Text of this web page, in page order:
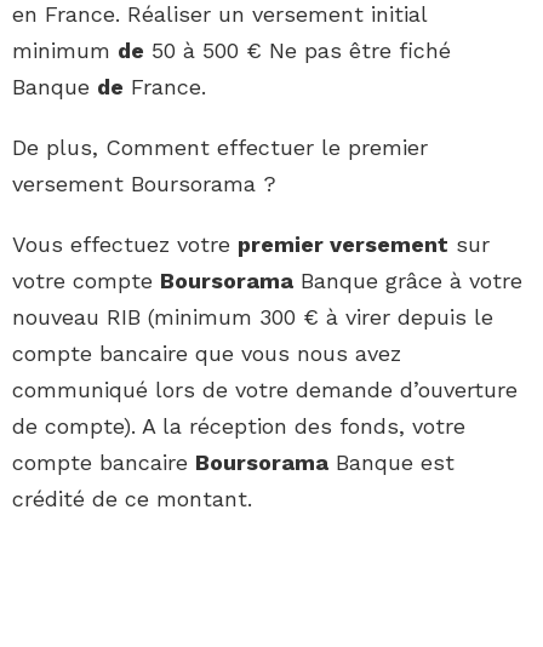
en France. Réaliser un versement initial
minimum de 50 à 500 € Ne pas être fiché
Banque de France.
De plus, Comment effectuer le premier
versement Boursorama ?
Vous effectuez votre premier versement sur
votre compte Boursorama Banque grâce à votre
nouveau RIB (minimum 300 € à virer depuis le
compte bancaire que vous nous avez
communiqué lors de votre demande d’ouverture
de compte). A la réception des fonds, votre
compte bancaire Boursorama Banque est
crédité de ce montant.